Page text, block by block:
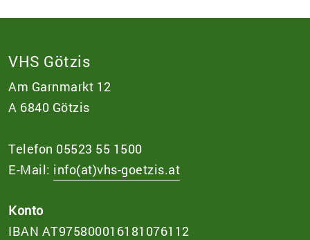
VHS Götzis
Am Garnmarkt 12
A 6840 Götzis
Telefon 05523 55 1500
E-Mail: info(at)vhs-goetzis.at
Konto
IBAN AT975800016181076112